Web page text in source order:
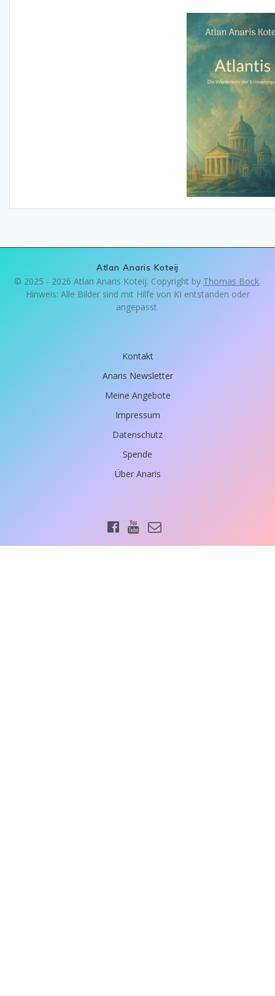
Atlan Anaris Koteij
© 2025 - 2026 Atlan Anaris Koteij. Copyright by Thomas Bock.
Hinweis: Alle Bilder sind mit Hilfe von KI entstanden oder
angepasst.
Kontakt
Anaris Newsletter
Meine Angebote
Impressum
Datenschutz
Spende
Über Anaris